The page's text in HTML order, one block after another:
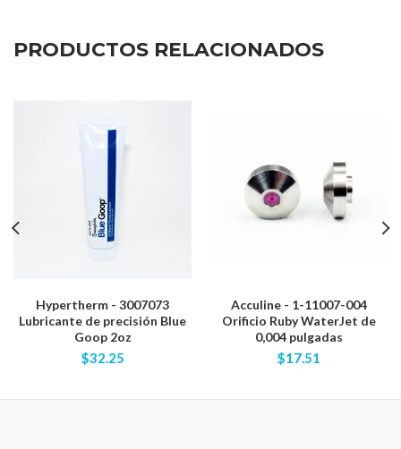
PRODUCTOS RELACIONADOS
Hypertherm - 3007073
Lubricante de precisión Blue
Goop 2oz
$32.25
Acculine - 1-11007-004
Orificio Ruby WaterJet de
0,004 pulgadas
$17.51